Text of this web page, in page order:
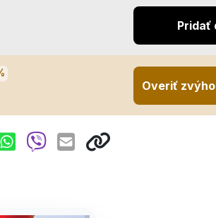
Pridať
Overiť